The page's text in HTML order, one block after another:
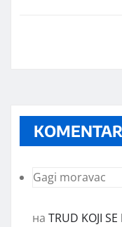
Gagi moravac
на TRUD KOJI